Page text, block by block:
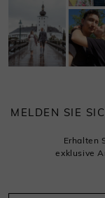
MELDEN SIE
Erhalten
exklusive